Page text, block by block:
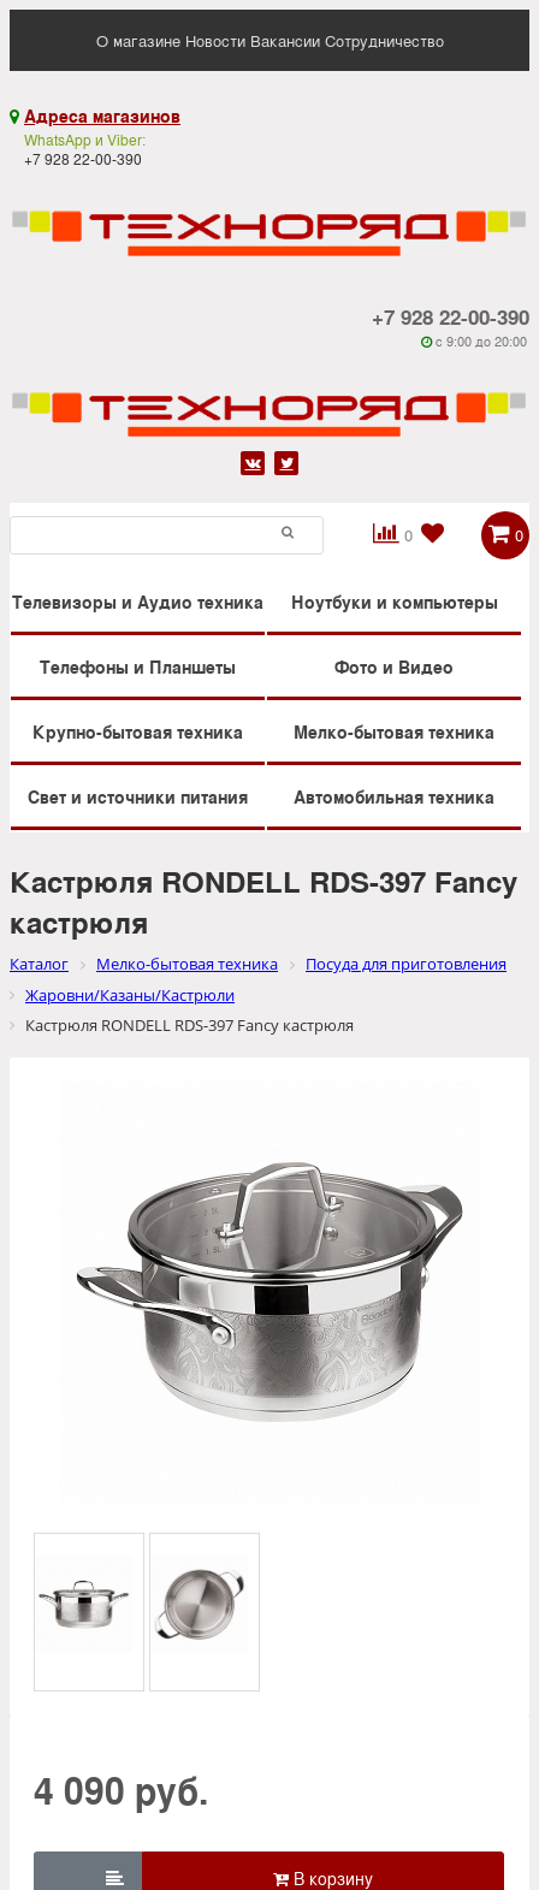
О магазине Новости Вакансии Сотрудничество
 Адреса магазинов
WhatsApp и Viber:
+7 928 22-00-390
+7 928 22-00-390
 c 9:00 до 20:00
 
0

 0
Телевизоры и Аудио техника Ноутбуки и компьютеры
Телефоны и Планшеты Фото и Видео
Крупно-бытовая техника Мелко-бытовая техника
Свет и источники питания Автомобильная техника
Кастрюля RONDELL RDS-397 Fancy
кастрюля
Каталог Мелко-бытовая техника
Посуда для приготовления
Жаровни/Казаны/Кастрюли
Кастрюля RONDELL RDS-397 Fancy кастрюля
4 090 руб.
